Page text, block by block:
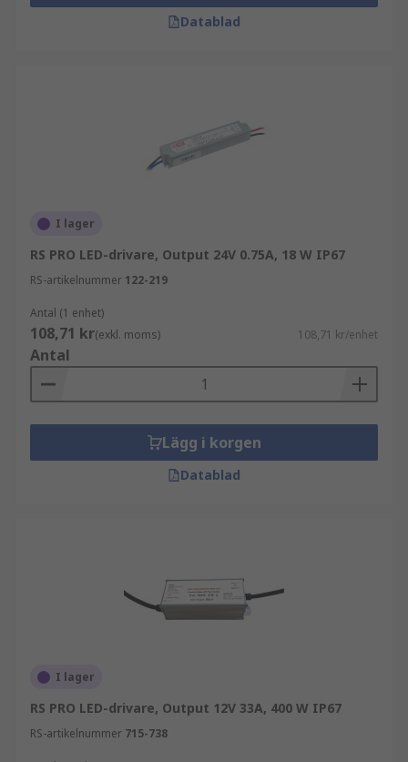
Datablad
I lager
RS PRO LED-drivare, Output 24V 0.75A, 18 W IP67
RS-artikelnummer 122-219
Antal (1 enhet)
108,71 kr(exkl. moms) 108,71 kr/enhet
Antal
Lägg i korgen
Datablad
I lager
RS PRO LED-drivare, Output 12V 33A, 400 W IP67
RS-artikelnummer 715-738